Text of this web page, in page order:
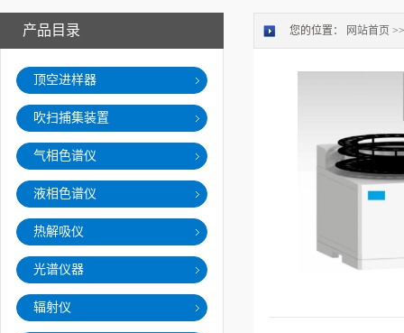
产品目录
顶空进样器
吹扫捕集装置
气相色谱仪
液相色谱仪
热解吸仪
光谱仪器
辐射仪
您的位置： 网站首页